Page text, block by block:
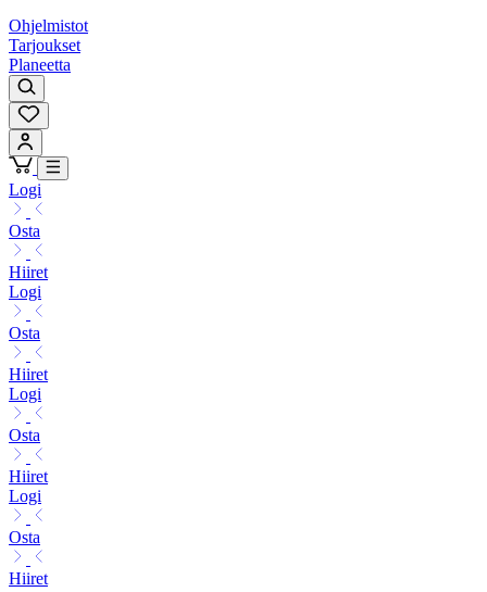
Ohjelmistot
Tarjoukset
Planeetta
Logi
Osta
Hiiret
Logi
Osta
Hiiret
Logi
Osta
Hiiret
Logi
Osta
Hiiret